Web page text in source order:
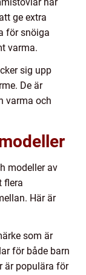
ge extra
för snöiga
varma.
sig upp
De är
varma och
modeller av
flera
Här är
som är
för både barn
är populära för